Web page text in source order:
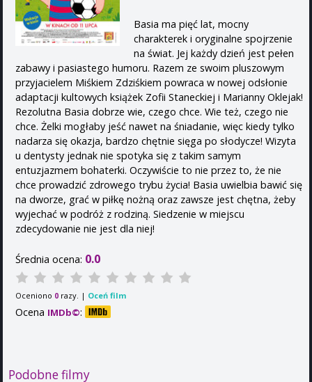
Basia ma pięć lat, mocny
charakterek i oryginalne spojrzenie
na świat. Jej każdy dzień jest pełen
zabawy i pasiastego humoru. Razem ze swoim pluszowym
przyjacielem Miśkiem Zdziśkiem powraca w nowej odsłonie
adaptacji kultowych książek Zofii Staneckiej i Marianny Oklejak!
Rezolutna Basia dobrze wie, czego chce. Wie też, czego nie
chce. Żelki mogłaby jeść nawet na śniadanie, więc kiedy tylko
nadarza się okazja, bardzo chętnie sięga po słodycze! Wizyta
u dentysty jednak nie spotyka się z takim samym
entuzjazmem bohaterki. Oczywiście to nie przez to, że nie
chce prowadzić zdrowego trybu życia! Basia uwielbia bawić się
na dworze, grać w piłkę nożną oraz zawsze jest chętna, żeby
wyjechać w podróż z rodziną. Siedzenie w miejscu
zdecydowanie nie jest dla niej!
Średnia ocena: 0.0
Oceniono 0 razy. | Oceń film
Ocena IMDb©:
Podobne filmy